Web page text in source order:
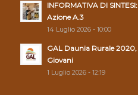
INFORMATIVA DI
Azione A.3
14 Luglio 2026 - 10:00
GAL Daunia Rurale
Giovani
1 Luglio 2026 - 12:19